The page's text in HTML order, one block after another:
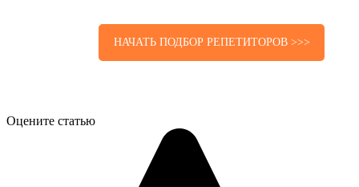
НАЧАТЬ ПОДБОР РЕПЕТИТОРОВ >>>
Оцените статью